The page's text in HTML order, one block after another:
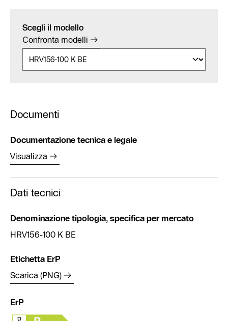
Scegli il modello
Confronta modelli
Documenti
Documentazione tecnica e legale
Visualizza
Dati tecnici
Denominazione tipologia, specifica per mercato
HRV156-100 K BE
Etichetta ErP
Scarica (PNG)
ErP